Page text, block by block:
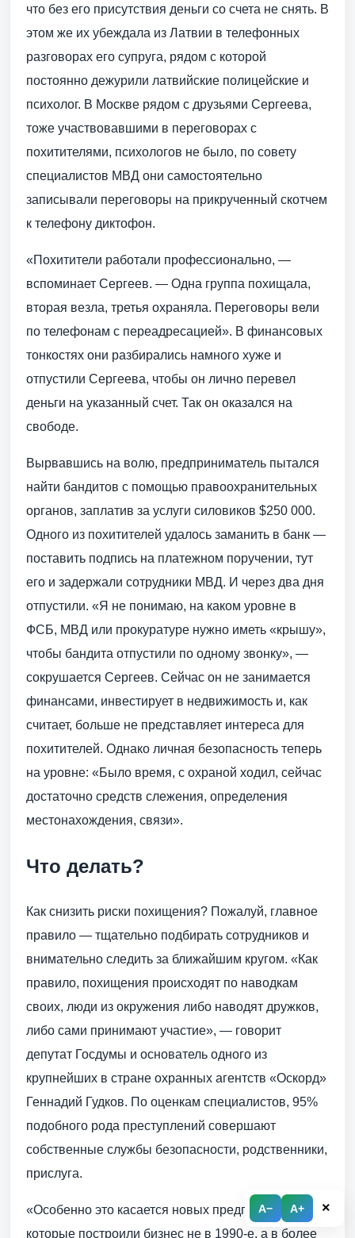
A− A+ ×
что без его присутствия деньги со счета не снять. В
этом же их убеждала из Латвии в телефонных
разговорах его супруга, рядом с которой
постоянно дежурили латвийские полицейские и
психолог. В Москве рядом с друзьями Сергеева,
тоже участвовавшими в переговорах с
похитителями, психологов не было, по совету
специалистов МВД они самостоятельно
записывали переговоры на прикрученный скотчем
к телефону диктофон.
«Похитители работали профессионально, —
вспоминает Сергеев. — Одна группа похищала,
вторая везла, третья охраняла. Переговоры вели
по телефонам с переадресацией». В финансовых
тонкостях они разбирались намного хуже и
отпустили Сергеева, чтобы он лично перевел
деньги на указанный счет. Так он оказался на
свободе.
Вырвавшись на волю, предприниматель пытался
найти бандитов с помощью правоохранительных
органов, заплатив за услуги силовиков $250 000.
Одного из похитителей удалось заманить в банк —
поставить подпись на платежном поручении, тут
его и задержали сотрудники МВД. И через два дня
отпустили. «Я не понимаю, на каком уровне в
ФСБ, МВД или прокуратуре нужно иметь «крышу»,
чтобы бандита отпустили по одному звонку», —
сокрушается Сергеев. Сейчас он не занимается
финансами, инвестирует в недвижимость и, как
считает, больше не представляет интереса для
похитителей. Однако личная безопасность теперь
на уровне: «Было время, с охраной ходил, сейчас
достаточно средств слежения, определения
местонахождения, связи».
Что делать?
Как снизить риски похищения? Пожалуй, главное
правило — тщательно подбирать сотрудников и
внимательно следить за ближайшим кругом. «Как
правило, похищения происходят по наводкам
своих, люди из окружения либо наводят дружков,
либо сами принимают участие», — говорит
депутат Госдумы и основатель одного из
крупнейших в стране охранных агентств «Оскорд»
Геннадий Гудков. По оценкам специалистов, 95%
подобного рода преступлений совершают
собственные службы безопасности, родственники,
прислуга.
«Особенно это касается новых предпринимателей,
которые построили бизнес не в 1990-е, а в более